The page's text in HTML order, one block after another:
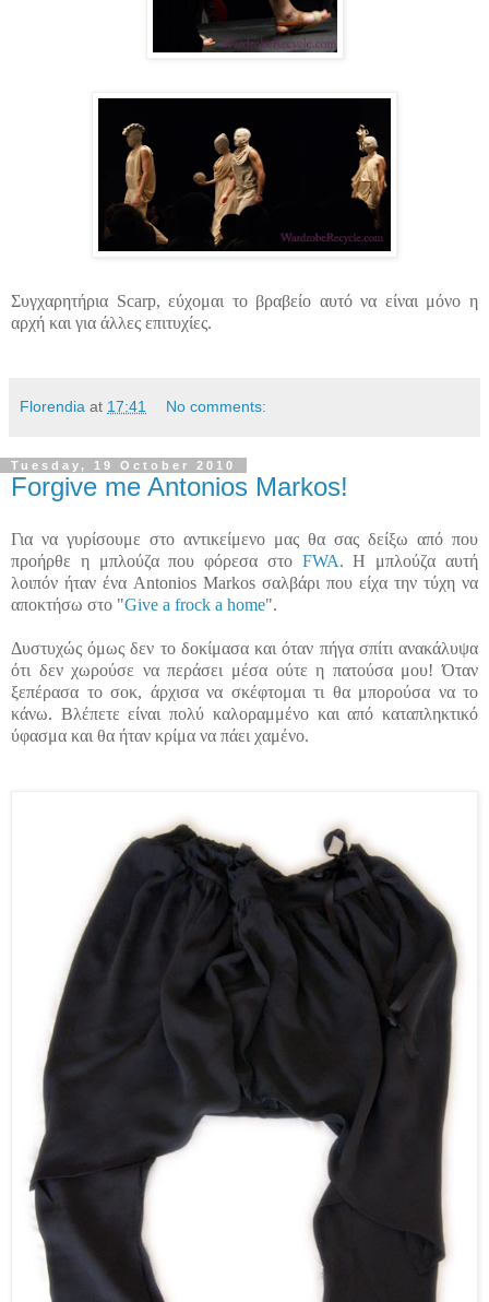
Συγχαρητήρια Scarp, εύχομαι το βραβείο αυτό να είναι μόνο η
αρχή και για άλλες επιτυχίες.
Florendia at 17:41 No comments:
Tuesday, 19 October 2010
Forgive me Antonios Markos!
Για να γυρίσουμε στο αντικείμενο μας θα σας δείξω από που
προήρθε η μπλούζα που φόρεσα στο FWA. Η μπλούζα αυτή
λοιπόν ήταν ένα Antonios Markos σαλβάρι που είχα την τύχη να
αποκτήσω στο "Give a frock a home".
Δυστυχώς όμως δεν το δοκίμασα και όταν πήγα σπίτι ανακάλυψα
ότι δεν χωρούσε να περάσει μέσα ούτε η πατούσα μου! Όταν
ξεπέρασα το σοκ, άρχισα να σκέφτομαι τι θα μπορούσα να το
κάνω. Βλέπετε είναι πολύ καλοραμμένο και από καταπληκτικό
ύφασμα και θα ήταν κρίμα να πάει χαμένο.